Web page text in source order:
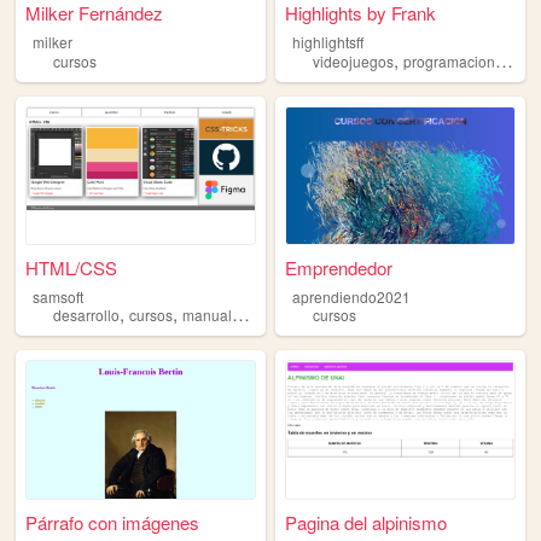
Milker Fernández
milker
cursos
Highlights by Frank
highlightsff
videojuegos,programacion,etc
HTML/CSS
samsoft
desarrollo, cursos, manuales , bootcamps,app
Emprendedor
aprendiendo2021
cursos
Párrafo con imágenes Pagina del alpinismo